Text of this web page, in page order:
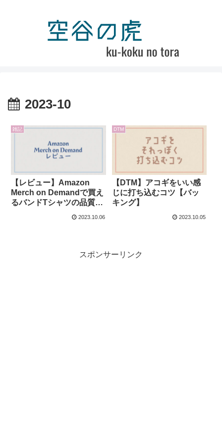
2023-10
雑記
【レビュー】Amazon
Merch on Demandで買え
るバンドTシャツの品質に
2023.10.06
DTM
【DTM】アコギをいい感
じに打ち込むコツ【バッ
キング】
2023.10.05
スポンサーリンク